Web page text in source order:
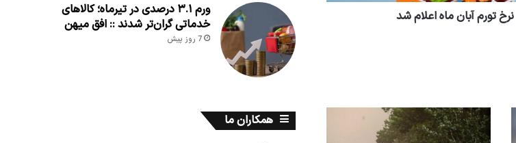
نرخ تورم آبان ماه اعلام شد
ورم ۳.۱ درصدی در تیرماه؛ کالاهای
خدماتی گران‌تر شدند :: افق میهن
7 روز پیش
همکاران ما